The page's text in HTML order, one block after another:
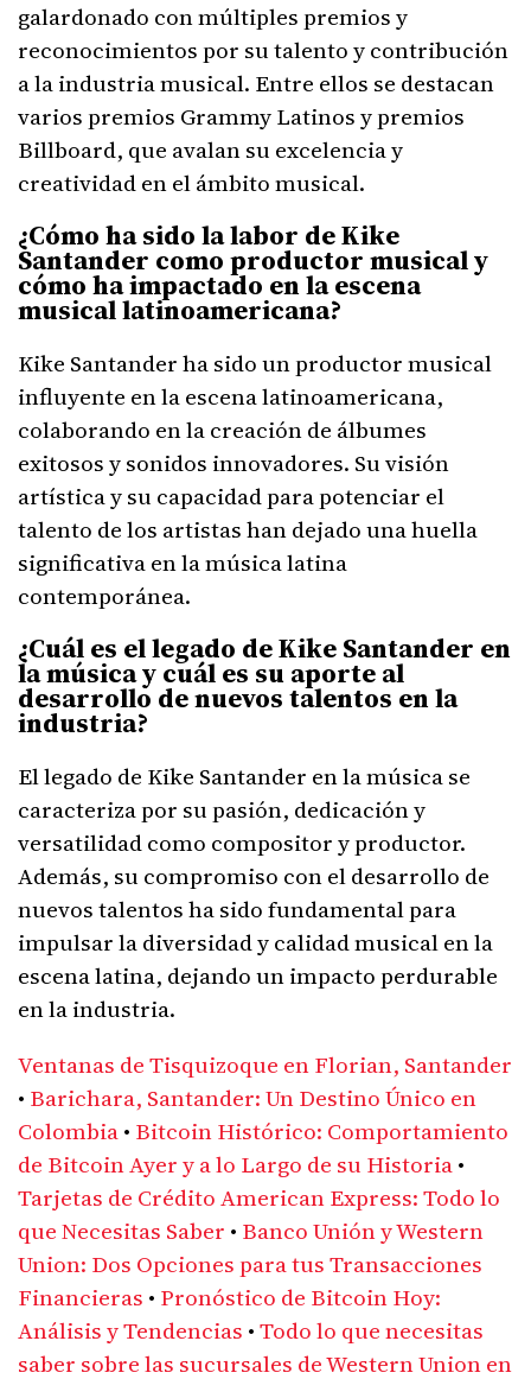
galardonado con múltiples premios y
reconocimientos por su talento y contribución
a la industria musical. Entre ellos se destacan
varios premios Grammy Latinos y premios
Billboard, que avalan su excelencia y
creatividad en el ámbito musical.
¿Cómo ha sido la labor de Kike
Santander como productor musical y
cómo ha impactado en la escena
musical latinoamericana?
Kike Santander ha sido un productor musical
influyente en la escena latinoamericana,
colaborando en la creación de álbumes
exitosos y sonidos innovadores. Su visión
artística y su capacidad para potenciar el
talento de los artistas han dejado una huella
significativa en la música latina
contemporánea.
¿Cuál es el legado de Kike Santander en
la música y cuál es su aporte al
desarrollo de nuevos talentos en la
industria?
El legado de Kike Santander en la música se
caracteriza por su pasión, dedicación y
versatilidad como compositor y productor.
Además, su compromiso con el desarrollo de
nuevos talentos ha sido fundamental para
impulsar la diversidad y calidad musical en la
escena latina, dejando un impacto perdurable
en la industria.
Ventanas de Tisquizoque en Florian, Santander
• Barichara, Santander: Un Destino Único en
Colombia• Bitcoin Histórico: Comportamiento
de Bitcoin Ayer y a lo Largo de su Historia•
Tarjetas de Crédito American Express: Todo lo
que Necesitas Saber • Banco Unión y Western
Union: Dos Opciones para tus Transacciones
Financieras • Pronóstico de Bitcoin Hoy:
Análisis y Tendencias •Todo lo que necesitas
saber sobre las sucursales de Western Union en